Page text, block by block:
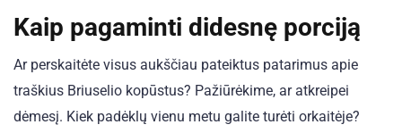
Kaip pagaminti didesnę porciją
Ar perskaitėte visus aukščiau pateiktus patarimus apie
traškius Briuselio kopūstus? Pažiūrėkime, ar atkreipei
dėmesį. Kiek padėklų vienu metu galite turėti orkaitėje?